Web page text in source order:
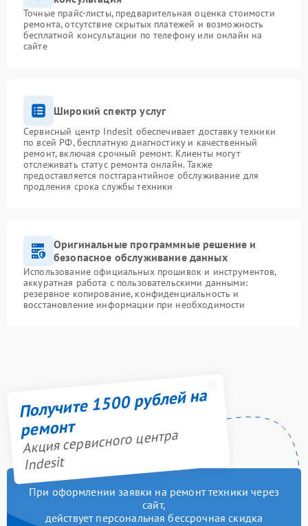
Точные прайс-листы, предварительная оценка стоимости
ремонта, отсутствие скрытых платежей и возможность
бесплатной консультации по телефону или онлайн на
сайте
Широкий спектр услуг
Сервисный центр Indesit обеспечивает доставку техники
по всей РФ, бесплатную диагностику и качественный
ремонт, включая срочный ремонт. Клиенты могут
отслеживать статус ремонта онлайн. Также
предоставляется постгарантийное обслуживание для
продления срока службы техники
Оригинальные программные решение и
безопасное обслуживание данных
Использование официальных прошивок и инструментов,
аккуратная работа с пользовательскими данными:
резервное копирование, конфиденциальность и
восстановление информации при необходимости
Получите 1500 рублей на
ремонт
Акция сервисного центра
Indesit
При оформлении заявки на ремонт техники через
сайт,
действует персональная бессрочная скидка